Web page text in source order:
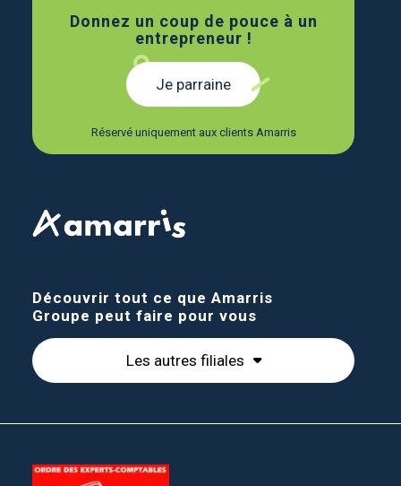
Donnez un coup de pouce à un
entrepreneur !
Je parraine
Réservé uniquement aux clients Amarris
Découvrir tout ce que Amarris
Groupe peut faire pour vous
Les autres filiales